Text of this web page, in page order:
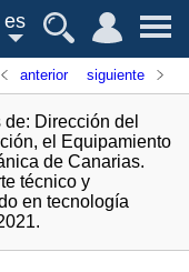
es
anterior siguiente
Dirección del
el Equipamiento
de Canarias.
técnico y
en tecnología